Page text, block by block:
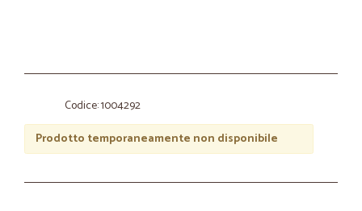
Codice: 1004292
Prodotto temporaneamente non disponibile